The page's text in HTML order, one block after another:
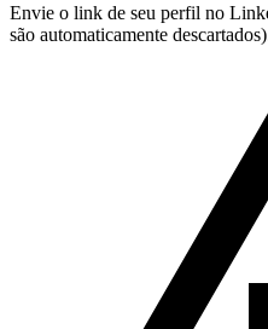
Envie o link de seu perfil no
são automaticamente